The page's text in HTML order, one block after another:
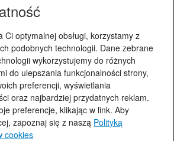
Ci optymalnej obsługi, korzystamy z
podobnych technologii. Dane zebrane
wykorzystujemy do różnych
do ulepszania funkcjonalności strony,
preferencji, wyświetlania
oraz najbardziej przydatnych reklam.
preferencje, klikając w link. Aby
zapoznaj się z naszą Polityką
cookies